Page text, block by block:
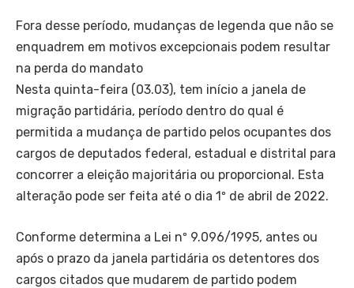
Fora desse período, mudanças de legenda que não se
enquadrem em motivos excepcionais podem resultar
na perda do mandato
Nesta quinta-feira (03.03), tem início a janela de
migração partidária, período dentro do qual é
permitida a mudança de partido pelos ocupantes dos
cargos de deputados federal, estadual e distrital para
concorrer a eleição majoritária ou proporcional. Esta
alteração pode ser feita até o dia 1º de abril de 2022.
Conforme determina a Lei nº 9.096/1995, antes ou
após o prazo da janela partidária os detentores dos
cargos citados que mudarem de partido podem